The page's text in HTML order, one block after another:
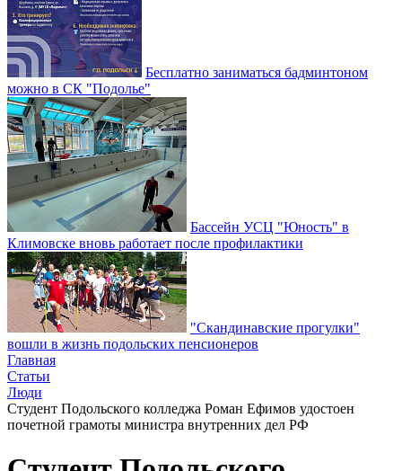
Бесплатно заниматься бадминтоном
можно в СК "Подолье"
Бассейн УСЦ "Юность" в
Климовске вновь работает после профилактики
"Скандинавские прогулки"
вошли в жизнь подольских пенсионеров
Главная
Статьи
Люди
Студент Подольского колледжа Роман Ефимов удостоен
почетной грамоты министра внутренних дел РФ